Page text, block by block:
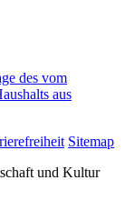
des vom
aus
Sitemap
und Kultur